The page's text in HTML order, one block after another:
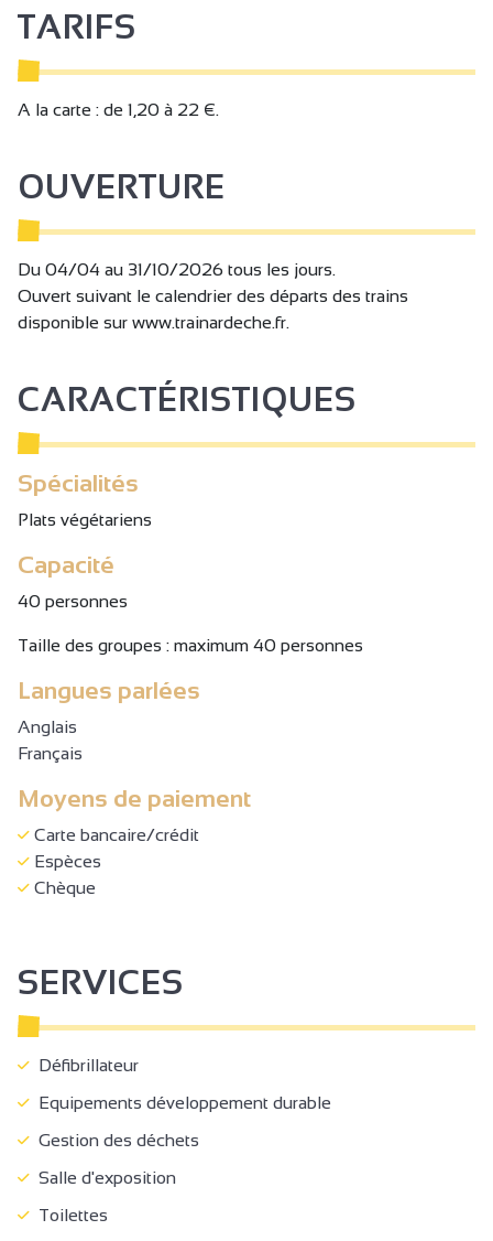
TARIFS
A la carte : de 1,20 à 22 €.
OUVERTURE
Du 04/04 au 31/10/2026 tous les jours.
Ouvert suivant le calendrier des départs des trains
disponible sur www.trainardeche.fr.
CARACTÉRISTIQUES
Spécialités
Plats végétariens
Capacité
40 personnes
Taille des groupes : maximum 40 personnes
Langues parlées
Anglais
Français
Moyens de paiement
Carte bancaire/crédit
Espèces
Chèque
SERVICES
Défibrillateur
Equipements développement durable
Gestion des déchets
Salle d'exposition
Toilettes